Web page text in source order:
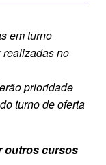
em turno
realizadas no
prioridade
turno de oferta
outros cursos